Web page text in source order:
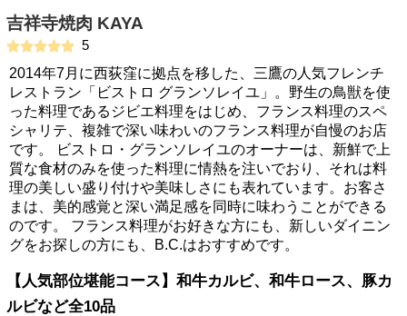
吉祥寺焼肉 KAYA
5
2014年7月に西荻窪に拠点を移した、三鷹の人気フレンチ
レストラン「ビストロ グランソレイユ」。野生の鳥獣を使
った料理であるジビエ料理をはじめ、フランス料理のスペ
シャリテ、複雑で深い味わいのフランス料理が自慢のお店
です。 ビストロ・グランソレイユのオーナーは、新鮮で上
質な食材のみを使った料理に情熱を注いでおり、それは料
理の美しい盛り付けや美味しさにも表れています。お客さ
まは、美的感覚と深い満足感を同時に味わうことができる
のです。 フランス料理がお好きな方にも、新しいダイニン
グをお探しの方にも、B.C.はおすすめです。
【人気部位堪能コース】和牛カルビ、和牛ロース、豚カ
ルビなど全10品